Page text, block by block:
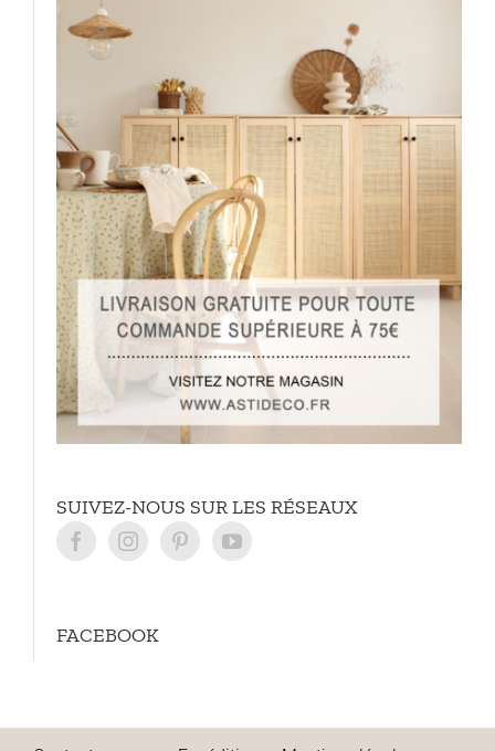
SUIVEZ-NOUS SUR LES RÉSEAUX
FACEBOOK